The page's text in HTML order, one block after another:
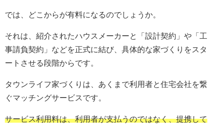
では、どこからが有料になるのでしょうか。
それは、紹介されたハウスメーカーと「設計契約」や「工
事請負契約」などを正式に結び、具体的な家づくりをスタ
ートさせる段階からです。
タウンライフ家づくりは、あくまで利用者と住宅会社を繋
ぐマッチングサービスです。
サービス利用料は、利用者が支払うのではなく、提携して